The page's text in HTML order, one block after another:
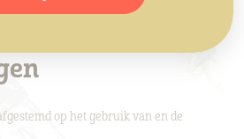
te respecteren.
op het gebruik van en de